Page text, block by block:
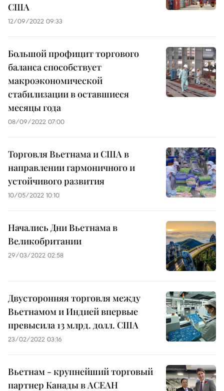
США
12/09/2022 09:33
Большой профицит торгового
баланса способствует
макроэкономической
стабилизации в оставшиеся
месяцы года
08/09/2022 07:00
Торговля Вьетнама и США в
направлении гармоничного и
устойчивого развития
10/05/2022 10:10
Начались Дни Вьетнама в
Великобритании
29/03/2022 02:58
Двусторонняя торговля между
Вьетнамом и Индией впервые
превысила 13 млрд. долл. США
23/02/2022 03:16
Вьетнам - крупнейший торговый
партнер Канады в АСЕАН